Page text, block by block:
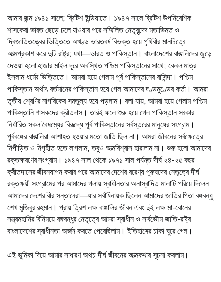
আমার জন্ম ১৯৪১ সালে; ব্রিটিশ ইন্ডিয়াতে। ১৯৪৭ সালে ব্রিটিশ উপনিবেশিক
শাসকেরা ভারত ছেড়ে চলে যাওয়ার পরে সম্মিলিত নেতৃবৃন্দের মতাভিমত ও
দ্বিজাতিতত্ত্বের ভিত্তিতে অখণ্ড ভারতবর্ষ বিভক্ত হয়ে পৃথিবীর মানচিত্রে
আত্মপ্রকাশ করে দুটি রাষ্ট্র; যথা—ভারত ও পাকিস্তান। বাংলাদেশের বাঙালিদের জুড়ে
দেওয়া হলো হাজার মাইল দূরে অবস্থিত পশ্চিম পাকিস্তানের সাথে; কেবল মাত্র
ইসলাম ধর্মের ভিত্তিতে। আমরা হয়ে গেলাম পূর্ব পাকিস্তানের বাসিন্দা। পশ্চিম
পাকিস্তান অর্থাৎ বর্তমানের পাকিস্তান হয়ে গেল আমাদের দণ্ডমুণ্ডের কর্তা। আমরা
তৃতীয় শ্রেণির নাগরিকের সমতুল্য হয়ে পড়লাম। বলা যায়, আমরা হয়ে গেলাম পশ্চিম
পাকিস্তানি শাসকদের ক্রীতদাস। তারই ফলে শুরু হয়ে গেল পাকিস্তান সরকার
নির্ধারিত সকল বৈষম্যের বিরূদ্ধে পূর্ব পাকিস্তানের সর্বস্তরের মানুষের সংগ্রাম।
পূর্ববঙ্গের বাঙালিরা আশাহত হওয়ার মতো জাতি ছিল না। আমরা জীবনের সর্বক্ষেত্রে
নিপীড়িত ও নিগৃহীত হতে লাগলাম, তবুও আত্মবিশ্বাস হারালাম না। শুরু হলো আমাদের
রক্তক্ষরণের সংগ্রাম। ১৯৪৭ সাল থেকে ১৯৭১ সাল পর্যন্ত দীর্ঘ ২৪-২৫ বছর
ক্রীতদাসের জীবনযাপন করার পরে আমাদের দেশের বরেণ্য পুরুষদের নেতৃত্বে দীর্ঘ
রক্তক্ষয়ী সংগ্রামের পর আমাদের গলায় স্বাধীনতার অনাস্বাদিত মালাটি পরিয়ে দিলেন
আমাদের দেশের বীর সন্তানেরা—যার সর্বাধিনায়ক ছিলেন আমাদের জাতির পিতা বঙ্গবন্ধু
শেখ মুজিবুর রহমান। প্রায় ত্রিশ লক্ষ বাঙালির জীবন এবং দুই লক্ষ মা-বোনের
সম্ভ্রমহানির বিনিময়ে বঙ্গবন্ধুর নেতৃত্বে আমরা স্বাধীন ও সার্বভৌম জাতি-রাষ্ট্র
বাংলাদেশের স্বাধীনতা অর্জন করতে পেরেছিলাম। ইতিহাসের চাকা ঘুরে গেল।
এই ভূমিকা দিয়ে আমার সাধারণ অথচ দীর্ঘ জীবনের আত্মকথার সূচনা করলাম।